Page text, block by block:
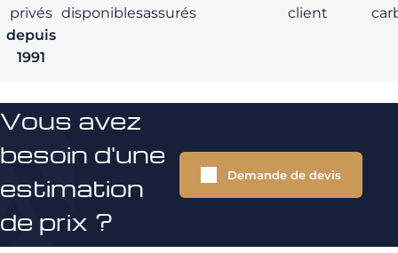
privés
depuis
1991
disponiblesassurés
client
Vous avez
besoin d'une
estimation
de prix ?
Demande de devis